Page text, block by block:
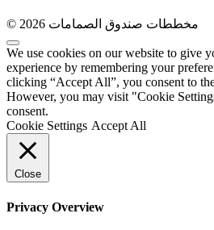
© 2026 مخططات صندوق الصمامات
We use cookies on our website to give
experience by remembering your
clicking “Accept All”, you consent to
However, you may visit "Cookie
consent.
Cookie Settings Accept All
Close
Privacy Overview